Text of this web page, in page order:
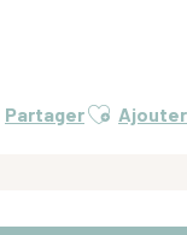
PartagerAjouter